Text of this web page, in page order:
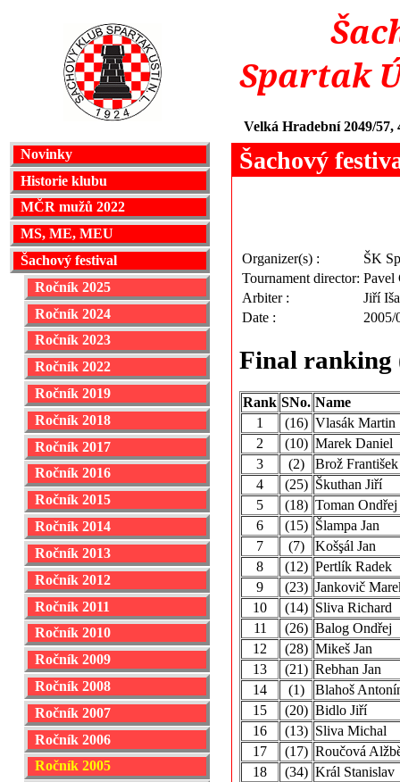
Spartak
Velká Hradební 2049/57,
Novinky
Historie klubu
MČR mužů 2022
MS, ME, MEU
Šachový festival
Ročník 2025
Ročník 2024
Ročník 2023
Ročník 2022
Ročník 2019
Ročník 2018
Ročník 2017
Ročník 2016
Ročník 2015
Ročník 2014
Ročník 2013
Ročník 2012
Ročník 2011
Ročník 2010
Ročník 2009
Ročník 2008
Ročník 2007
Ročník 2006
Ročník 2005
Šachový
Organizer(s) :
ŠK
Tournament director: Pavel
Arbiter :
Jiří Iša
Date :
2005/
Final ranking
Rank SNo. Name
1
(16) Vlasák Martin
2
(10) Marek Daniel
3
(2)
Brož František
4
(25) Škuthan Jiří
5
(18) Toman Ondřej
6
(15) Šlampa Jan
7
(7)
Košşál Jan
8
(12) Pertlík Radek
9
(23) Jankovič
10
(14) Sliva Richard
11
(26) Balog Ondřej
12
(28) Mikeš Jan
13
(21) Rebhan Jan
14
(1)
Blahoš
15
(20) Bidlo Jiří
16
(13) Sliva Michal
17
(17) Roučová
18
(34) Král Stanislav